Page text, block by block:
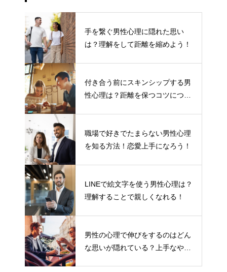
手を繋ぐ男性心理に隠れた思い
は？理解をして距離を縮めよう！
付き合う前にスキンシップする男
性心理は？距離を保つコツについ
職場で好きでたまらない男性心理
を知る方法！恋愛上手になろう！
LINEで絵文字を使う男性心理は？
理解することで親しくなれる！
男性の心理で伸びをするのはどん
な思いが隠れている？上手なやり